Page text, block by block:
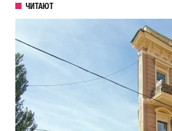
ЧИТАЮТ